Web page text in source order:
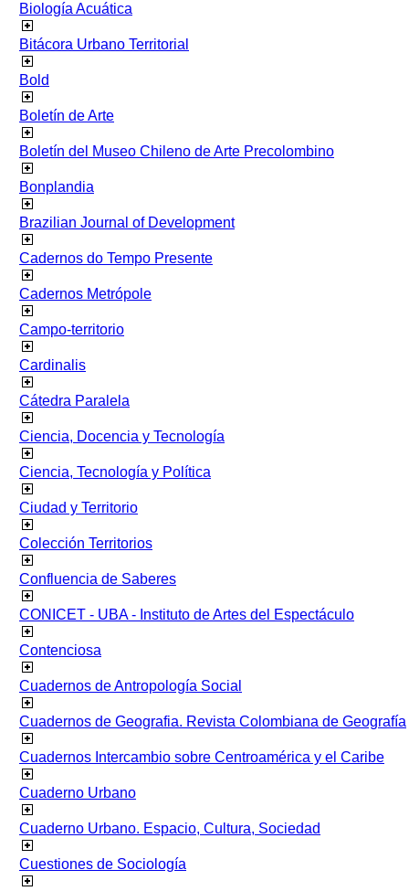
Biología Acuática
Bitácora Urbano Territorial
Bold
Boletín de Arte
Boletín del Museo Chileno de Arte Precolombino
Bonplandia
Brazilian Journal of Development
Cadernos do Tempo Presente
Cadernos Metrópole
Campo-territorio
Cardinalis
Cátedra Paralela
Ciencia, Docencia y Tecnología
Ciencia, Tecnología y Política
Ciudad y Territorio
Colección Territorios
Confluencia de Saberes
CONICET - UBA - Instituto de Artes del Espectáculo
Contenciosa
Cuadernos de Antropología Social
Cuadernos de Geografia. Revista Colombiana de Geografía
Cuadernos Intercambio sobre Centroamérica y el Caribe
Cuaderno Urbano
Cuaderno Urbano. Espacio, Cultura, Sociedad
Cuestiones de Sociología